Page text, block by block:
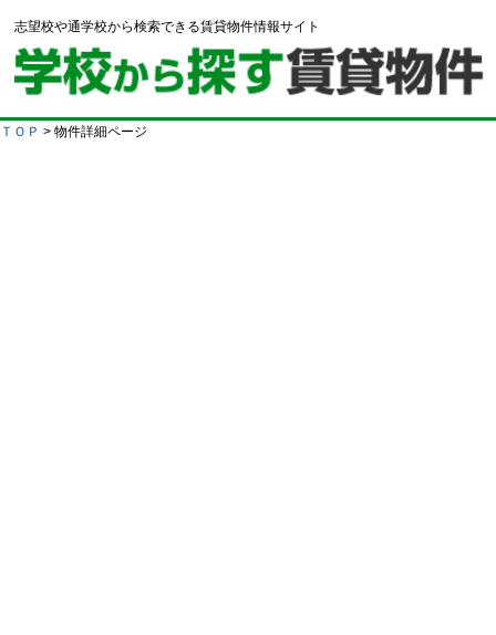
志望校や通学校から検索できる賃貸物件情報サイト
ＴＯＰ > 物件詳細ページ